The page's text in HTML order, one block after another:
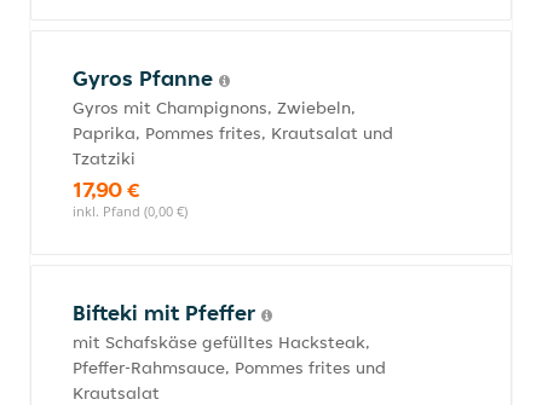
Gyros Pfanne
Gyros mit Champignons, Zwiebeln,
Paprika, Pommes frites, Krautsalat und
Tzatziki
17,90 €
inkl. Pfand (0,00 €)
Bifteki mit Pfeffer
mit Schafskäse gefülltes Hacksteak,
Pfeffer-Rahmsauce, Pommes frites und
Krautsalat